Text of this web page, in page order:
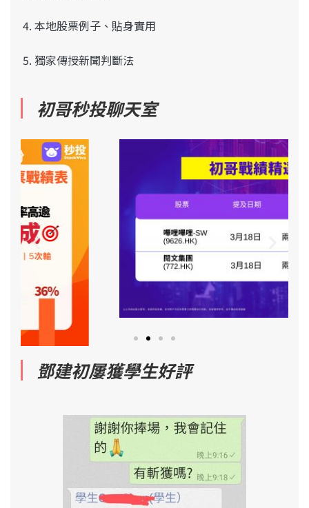
本地股票例子、貼身實用
獨家傳授新聞判斷法
初哥秒投聊天室
鄧建初屢獲學生好評